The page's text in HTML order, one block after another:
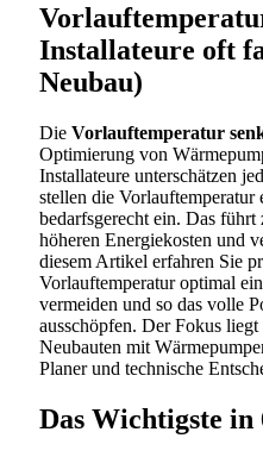
Installateure oft
Neubau)
Die Vorlauftemperatur
Optimierung von
Installateure unterschätzen
stellen die
bedarfsgerecht ein. Das
höheren Energiekosten und
diesem Artikel erfahren Sie
Vorlauftemperatur optimal
vermeiden und so das volle
ausschöpfen. Der Fokus
Neubauten mit
Planer und technische
Das Wichtigste in